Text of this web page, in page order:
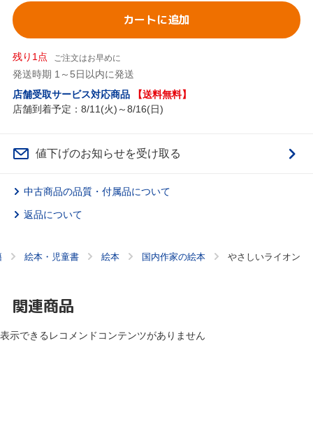
カートに追加
残り1点 ご注文はお早めに
発送時期 1～5日以内に発送
店舗受取サービス対応商品
【送料無料】
店舗到着予定：8/11(火)～8/16(日)
値下げのお知らせを受け取る
中古商品の品質・付属品について
返品について
絵本・児童書 絵本 国内作家の絵本 やさしいライオン
関連商品
表示できるレコメンドコンテンツがありません